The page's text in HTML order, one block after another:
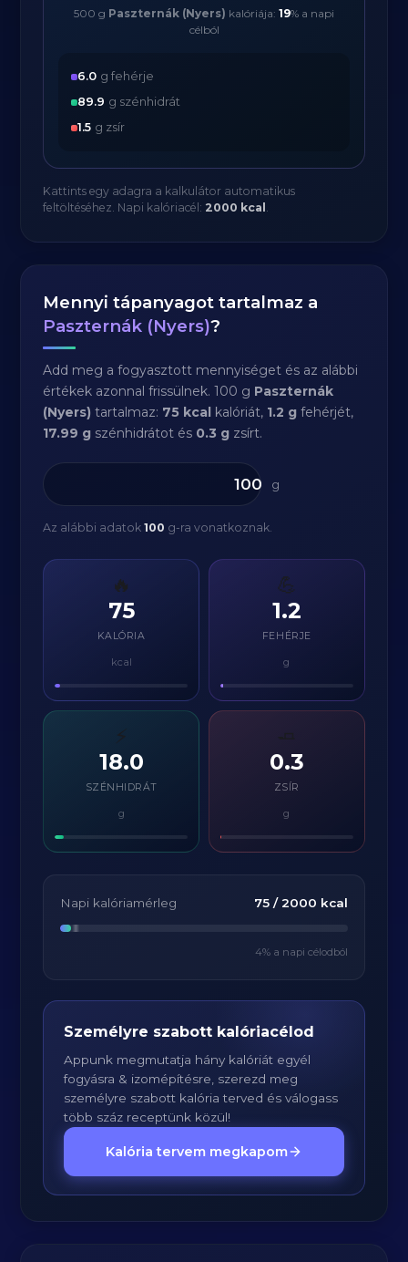
500 g Paszternák (Nyers) kalóriája: 19% a napi
célból
6.0 g fehérje
89.9 g szénhidrát
1.5 g zsír
Kattints egy adagra a kalkulátor automatikus
feltöltéséhez. Napi kalóriacél: 2000 kcal .
Mennyi tápanyagot tartalmaz a
Paszternák (Nyers)?
Add meg a fogyasztott mennyiséget és az alábbi
értékek azonnal frissülnek. 100 g Paszternák
(Nyers) tartalmaz: 75 kcal kalóriát, 1.2 g fehérjét,
17.99 g szénhidrátot és 0.3 g zsírt.
g
Az alábbi adatok100 g-ra vonatkoznak.
🔥
75
KALÓRIA
kcal
💪
1.2
FEHÉRJE
g
⚡
18.0
SZÉNHIDRÁT
g
0.3
ZSÍR
g
Napi kalóriamérleg 75/ 2000 kcal
4% a napi célodból
Személyre szabott kalóriacélod
Appunk megmutatja hány kalóriát egyél
fogyásra & izomépítésre, szerezd meg
személyre szabott kalória terved és válogass
több száz receptünk közül!
Kalória tervem megkapom